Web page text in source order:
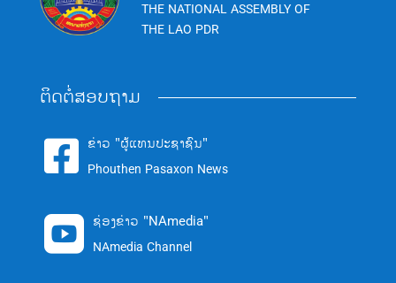
THE NATIONAL ASSEMBLY OF
THE LAO PDR
ຕິດຕໍ່ສອບຖາມ
 ຂ່າວ "ຜູ້ແທນປະຊາຊົນ"
Phouthen Pasaxon News
 ຊ່ອງຂ່າວ "NAmedia"
NAmedia Channel